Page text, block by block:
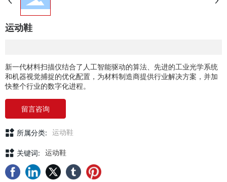
运动鞋
新一代材料扫描仪结合了人工智能驱动的算法、先进的工业光学系统
和机器视觉捕捉的优化配置，为材料制造商提供行业解决方案，并加
快整个行业的数字化进程。
留言咨询
所属分类: 运动鞋
关键词: 运动鞋